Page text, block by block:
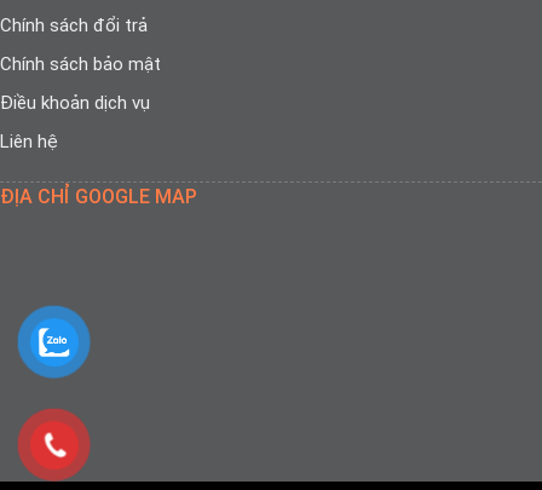
Chính sách đổi trả
Chính sách bảo mật
Điều khoản dịch vụ
Liên hệ
ĐỊA CHỈ GOOGLE MAP